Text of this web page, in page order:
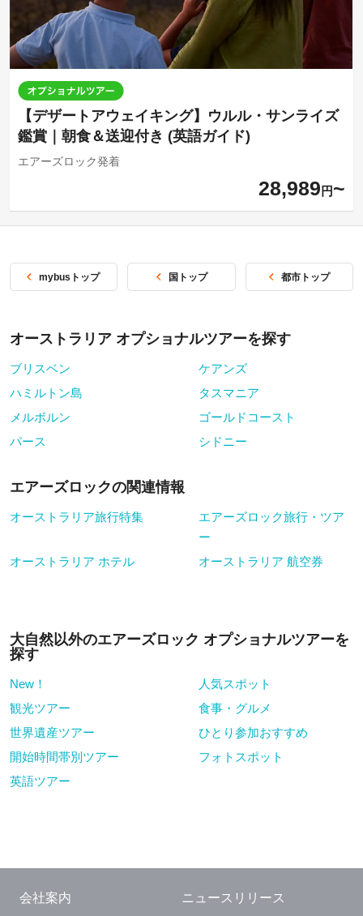
【デザートアウェイキング】ウルル・サンライズ
鑑賞｜朝食＆送迎付き (英語ガイド)
エアーズロック発着
28,989 円
mybusトップ 国トップ 都市トップ
オーストラリア オプショナルツアーを探す
ブリスベン
ケアンズ
ハミルトン島
タスマニア
メルボルン
ゴールドコースト
パース
シドニー
エアーズロックの関連情報
オーストラリア旅行特集
エアーズロック旅行・ツア
ー
オーストラリア ホテル
オーストラリア 航空券
大自然以外のエアーズロック オプショナルツアーを
探す
New！
人気スポット
観光ツアー
食事・グルメ
世界遺産ツアー
ひとり参加おすすめ
開始時間帯別ツアー
フォトスポット
英語ツアー
会社案内 ニュースリリース